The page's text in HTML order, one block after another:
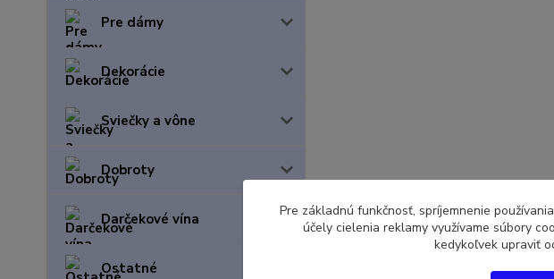
Pre dámy
Dekorácie
Sviečky a vône
Dobroty
Darčekové vína
Ostatné
Pre základnú funkčnosť, spríjemnenie
účely cielenia reklamy využívame súbory
kedykoľvek upraviť